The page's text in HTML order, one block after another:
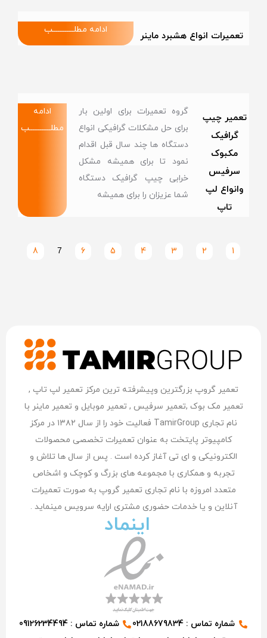
تعمیرات انواع هشبرد ماینر
ادامه مطلــــــــــــب
تعمیر چیپ
گرافیک
مکبوک
سرفیس
وانواع لپ
تاپ
گروه تعمیرات برای اولین بار
برای حل مشکلات گرافیکی انواع
دستگاه ها چند سال قبل اقدام
نمود تا برای همیشه مشکل
خرابی چیپ گرافیک دستگاه
شما عزیزان را برای همیشه
ادامه
مطلــــــــــــب
1
2
3
4
5
6
7
8
تعمیر گروپ بزرگترین وپیشرفته ترین مرکز تعمیر لپ تاپ ,
تعمیر مک بوک ,تعمیر سرفیس , تعمیر موبایل و تعمیر ماینر با
نام تجاری TamirGroup فعالیت خود را از سال ۱۳۸۲ در مرکز
کامپیوتر پایتخت به عنوان تعمیرات تخصصی محصولات
الکترونیکی و ای تی آغاز کرده است . پس از سال ها تلاش و
تجربه و همکاری با مجموعه های بزرگ و کوچک و اشخاص
متعدد امروزه با نام تجاری تعمیر گروپ به صورت تعمیرات
آنلاین و یا خدمات حضوری مشتری اراِیه سرویس مینماید .
اینماد
شماره تماس : 02188679834
شماره تماس : 09126234494